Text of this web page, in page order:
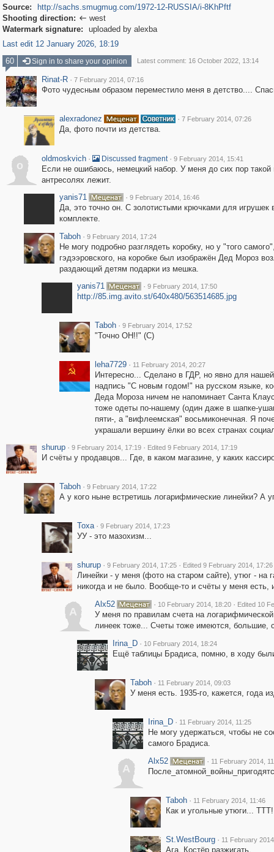
Source:
http://sachs.smugmug.com/1972-12-RUSSIA/i-8KhPftf
Shooting direction:  west
Watermark signature:
uploaded by alexba
Last edit 12 January 2026, 18:19
60
Sign in to share your opinion Latest comment: 16 October 2022, 13:14
Rinat-R · 7 February 2014, 07:16
Фото чудесным образом переместило меня в детство....
alexradonez · 7 February 2014, 07:26
Да, фото почти из детства.
o
oldmoskvich · Discussed fragment · 9 February 2014, 15:41
Если не ошибаюсь, немецкий набор. У меня до сих пор такой
антресолях лежит.
yanis71
· 9 February 2014, 16:46
Да, это точно он. С золотистыми крючками для игрушек
комплекте.
Taboh · 9 February 2014, 17:24
Не могу подробно разглядеть коробку, но у "того
гэдээровского, на коробке был изображён Дед Мороз
раздающий детям подарки из мешка.
yanis71
· 9 February 2014, 17:50
http://85.img.avito.st/640x480/563514685.jpg
Taboh · 9 February 2014, 17:52
"Точно ОН!!" (С)
leha7729 · 11 February 2014, 20:27
Интересно... Сделано в ГДР, но явно для
надпись "С новым годом!" на русском языке,
Деда Мороза ничем не напоминает Санта
тоже одеты по-нашему (один даже в шапке-
пяти-, а "вифлеемская" восьмиконечная. Я
украшали вершину ёлки во всех странах
shurup · 9 February 2014, 17:19 · Edited 9 February 2014, 17:19
И счёты у продавцов... Где, в каком магазине, у каких
Taboh · 9 February 2014, 17:22
А у кого ныне встретишь логарифмические линейки? А
Toxa · 9 February 2014, 17:23
УУ - это мазохизм...
shurup · 9 February 2014, 17:25 · Edited 9 February 2014, 17:26
Линейки - у меня (фото на старом сайте), утюг - на
никогда и не было. Вообще-то и счёты у меня есть,
A
Alx52 · 10 February 2014, 18:20 · Edited 10
У меня по правилам счета на
линеек тоже... Счеты тоже имеются, большие,
Irina_D · 10 February 2014, 18:24
Ещё таблицы Брадиса, помню, в ходу
Taboh · 11 February 2014, 09:03
У меня есть. 1935-го, кажется, года
Irina_D · 11 February 2014, 11:25
Не могу удержаться, чтобы не
самого Брадиса.
A
Alx52 · 11 February 2014,
Taboh · 11 February 2014, 11:46
Как и угольные утюги... ТТТ!
St.WestBourg · 11 February
Ага. Костёр разжигать.